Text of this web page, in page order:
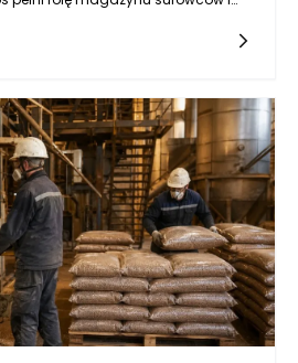
silosu, w tym jego pojemność
ogromny wpływ na jakość
Wydajność linii pakującej będzie
i szybkości dostarczania
w tym współdziałaniu są
skutecznie transportować
etapu produkcji, minimalizując
i zapewniając odpowiedni